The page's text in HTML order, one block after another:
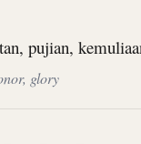
pujian,
glory